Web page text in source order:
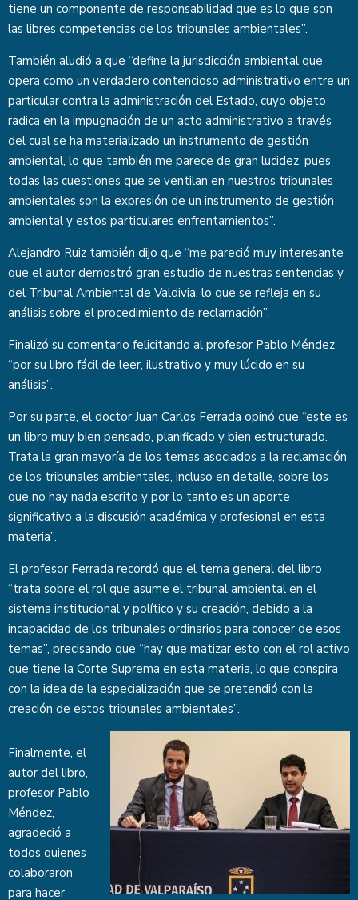
tiene un componente de responsabilidad que es lo que son
las libres competencias de los tribunales ambientales”.
También aludió a que “define la jurisdicción ambiental que
opera como un verdadero contencioso administrativo entre un
particular contra la administración del Estado, cuyo objeto
radica en la impugnación de un acto administrativo a través
del cual se ha materializado un instrumento de gestión
ambiental, lo que también me parece de gran lucidez, pues
todas las cuestiones que se ventilan en nuestros tribunales
ambientales son la expresión de un instrumento de gestión
ambiental y estos particulares enfrentamientos”.
Alejandro Ruiz también dijo que “me pareció muy interesante
que el autor demostró gran estudio de nuestras sentencias y
del Tribunal Ambiental de Valdivia, lo que se refleja en su
análisis sobre el procedimiento de reclamación”.
Finalizó su comentario felicitando al profesor Pablo Méndez
“por su libro fácil de leer, ilustrativo y muy lúcido en su
análisis”.
Por su parte, el doctor Juan Carlos Ferrada opinó que “este es
un libro muy bien pensado, planificado y bien estructurado.
Trata la gran mayoría de los temas asociados a la reclamación
de los tribunales ambientales, incluso en detalle, sobre los
que no hay nada escrito y por lo tanto es un aporte
significativo a la discusión académica y profesional en esta
materia”.
El profesor Ferrada recordó que el tema general del libro
“trata sobre el rol que asume el tribunal ambiental en el
sistema institucional y político y su creación, debido a la
incapacidad de los tribunales ordinarios para conocer de esos
temas”, precisando que “hay que matizar esto con el rol activo
que tiene la Corte Suprema en esta materia, lo que conspira
con la idea de la especialización que se pretendió con la
creación de estos tribunales ambientales”.
Finalmente, el
autor del libro,
profesor Pablo
Méndez,
agradeció a
todos quienes
colaboraron
para hacer